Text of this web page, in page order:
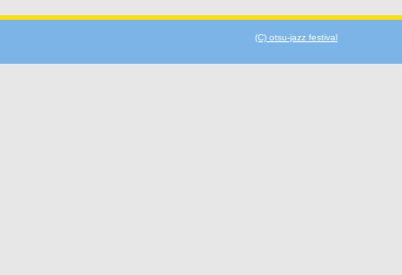
(C) otsu-jazz festival